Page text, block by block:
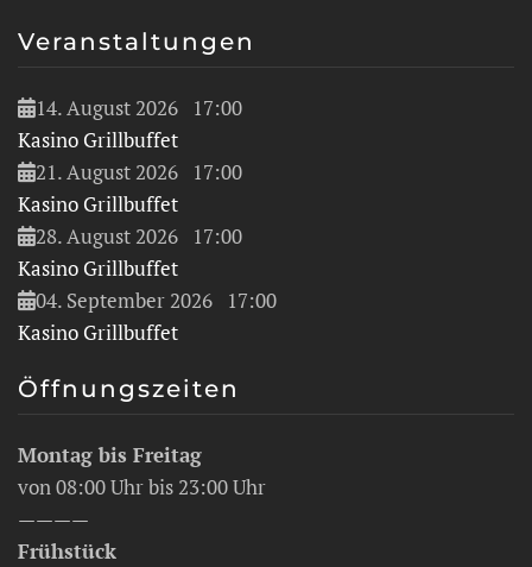
Veranstaltungen
14. August 2026
17:00
Kasino Grillbuffet
21. August 2026
17:00
Kasino Grillbuffet
28. August 2026
17:00
Kasino Grillbuffet
04. September 2026
17:00
Kasino Grillbuffet
Öffnungszeiten
Montag bis Freitag
von 08:00 Uhr bis 23:00 Uhr
————
Frühstück